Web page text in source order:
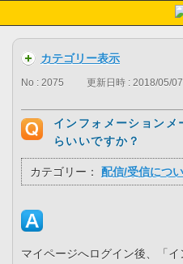
カテゴリー表示
No : 2075 更新日時 : 2018/05/
インフォメーションメ
らいいですか？
カテゴリー： 配信/受信につ
マイページへログイン後、「